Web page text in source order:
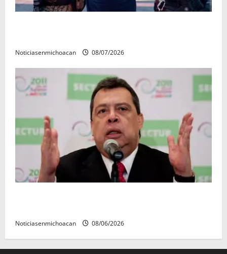
Noticiasenmichoacan 08/07/2026
Noticiasenmichoacan 08/06/2026